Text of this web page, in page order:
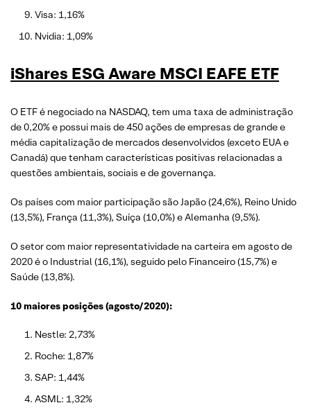
Visa: 1,16%
Nvidia: 1,09%
iShares ESG Aware MSCI EAFE ETF
O ETF é negociado na NASDAQ, tem uma taxa de administração
de 0,20% e possui mais de 450 ações de empresas de grande e
média capitalização de mercados desenvolvidos (exceto EUA e
Canadá) que tenham características positivas relacionadas a
questões ambientais, sociais e de governança.
Os países com maior participação são Japão (24,6%), Reino Unido
(13,5%), França (11,3%), Suíça (10,0%) e Alemanha (9,5%).
O setor com maior representatividade na carteira em agosto de
2020 é o Industrial (16,1%), seguido pelo Financeiro (15,7%) e
Saúde (13,8%).
10 maiores posições (agosto/2020):
Nestle: 2,73%
Roche: 1,87%
SAP: 1,44%
ASML: 1,32%